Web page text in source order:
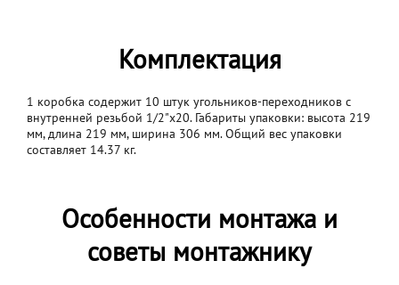
Комплектация
1 коробка содержит 10 штук угольников-переходников с
внутренней резьбой 1/2"х20. Габариты упаковки: высота 219
мм, длина 219 мм, ширина 306 мм. Общий вес упаковки
составляет 14.37 кг.
Особенности монтажа и
советы монтажнику